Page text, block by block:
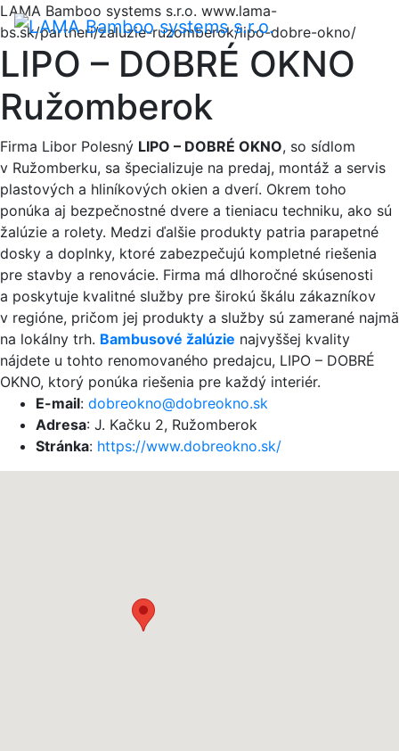
LAMA Bamboo systems s.r.o. www.lama-
bs.sk/partneri/zaluzie-ruzomberok/lipo-dobre-okno/
LIPO – DOBRÉ OKNO
Ružomberok
Firma Libor Polesný LIPO – DOBRÉ OKNO, so sídlom
v Ružomberku, sa špecializuje na predaj, montáž a servis
plastových a hliníkových okien a dverí. Okrem toho
ponúka aj bezpečnostné dvere a tieniacu techniku, ako sú
žalúzie a rolety. Medzi ďalšie produkty patria parapetné
dosky a doplnky, ktoré zabezpečujú kompletné riešenia
pre stavby a renovácie. Firma má dlhoročné skúsenosti
a poskytuje kvalitné služby pre širokú škálu zákazníkov
v regióne, pričom jej produkty a služby sú zamerané najmä
na lokálny trh. Bambusové žalúzie najvyššej kvality
nájdete u tohto renomovaného predajcu, LIPO – DOBRÉ
OKNO, ktorý ponúka riešenia pre každý interiér.
E-mail: dobreokno@dobreokno.sk
Adresa: J. Kačku 2, Ružomberok
Stránka: https://www.dobreokno.sk/